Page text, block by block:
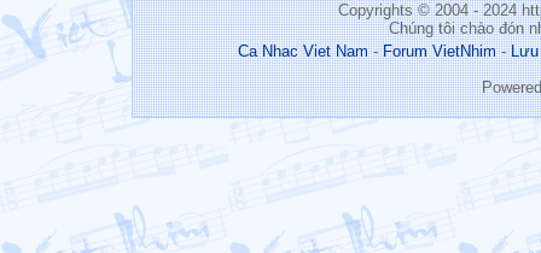
Copyrights © 2004 - 2024
Chúng tôi chào đón
Ca Nhac Viet Nam-Forum VietNhim-